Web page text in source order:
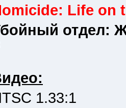
Life on
отдел:
1.33:1